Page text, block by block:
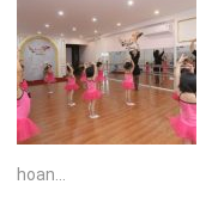
hoan...